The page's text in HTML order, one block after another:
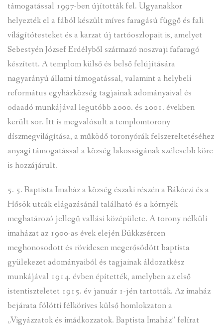
támogatással 1997-ben újították fel. Ugyanakkor
helyezték el a fából készült míves faragású függő és fali
világítótesteket és a karzat új tartóoszlopait is, amelyet
Sebestyén József Erdélyből származó noszvaji fafaragó
készített. A templom külső és belső felújítására
nagyarányú állami támogatással, valamint a helybeli
református egyházközség tagjainak adományaival és
odaadó munkájával legutóbb 2000. és 2001. években
került sor. Itt is megvalósult a templomtorony
díszmegvilágítása, a működő toronyórák felszereltetéséhez
anyagi támogatással a község lakosságának szélesebb köre
is hozzájárult.
5. 5. Baptista Imaház a község északi részén a Rákóczi és a
Hősök utcák elágazásánál található és a környék
meghatározó jellegű vallási középülete. A torony nélküli
imaházat az 1900-as évek elején Bükkzsércen
meghonosodott és rövidesen megerősödött baptista
gyülekezet adományaiból és tagjainak áldozatkész
munkájával 1914. évben építették, amelyben az első
istentiszteletet 1915. év január 1-jén tartották. Az imaház
bejárata fölötti félköríves külső homlokzaton a
„Vigyázzatok és imádkozzatok. Baptista Imaház” felírat